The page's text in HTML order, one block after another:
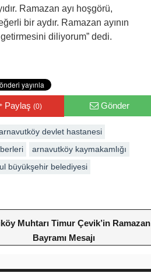
Ramazan ayı hoşgörü,
bir aydır. Ramazan ayının
diliyorum” dedi.
Paylaş (0) Gönder
devlet hastanesi
arnavutköy kaymakamlığı
büyükşehir belediyesi
Muhtarı Timur Çevik’in Ramazan
Bayramı Mesajı